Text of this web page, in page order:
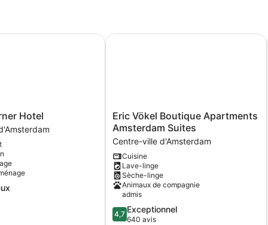
Hotel
Eric
Vökel
Boutique
Apartments
Amsterdam
Suites
Centre-
ville
d'Amsterdam
Eric Vökel Boutique Apartments
Amsterdam Suites
Centre-ville d'Amsterdam
Cuisine
Lave-linge
Sèche-linge
Animaux de compagnie
admis
4.7
sur
4,7 Exceptionnel
640 avis
Eric Vökel Boutique Apartments